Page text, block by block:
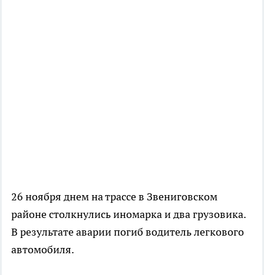
26 ноября днем на трассе в Звениговском
районе столкнулись иномарка и два грузовика.
В результате аварии погиб водитель легкового
автомобиля.